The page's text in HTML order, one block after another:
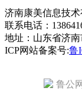
济南康美信息技
联系电话：
地址：山东省济
ICP网站备案号:鲁
鲁公